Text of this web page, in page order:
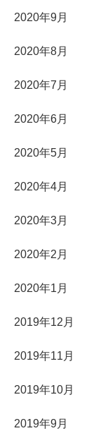
2020年9月
2020年8月
2020年7月
2020年6月
2020年5月
2020年4月
2020年3月
2020年2月
2020年1月
2019年12月
2019年11月
2019年10月
2019年9月